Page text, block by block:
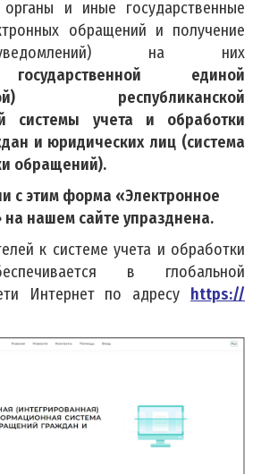
органы и иные государственные
обращений и получение
на них
государственной единой
республиканской
системы учета и обработки
и юридических лиц (система
обращений).
с этим форма «Электронное
на нашем сайте упразднена.
к системе учета и обработки
в глобальной
Интернет по адресу https://